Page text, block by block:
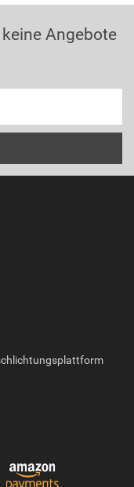
Angebote